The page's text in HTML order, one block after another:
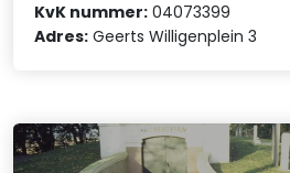
KvK nummer: 04073399
Adres: Geerts Willigenplein 3